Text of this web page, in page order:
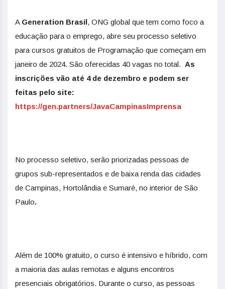
A Generation Brasil, ONG global que tem como foco a
educação para o emprego, abre seu processo seletivo
para cursos gratuitos de Programação que começam em
janeiro de 2024. São oferecidas 40 vagas no total. As
inscrições vão até 4 de dezembro e podem ser
feitas pelo site:
https://gen.partners/JavaCampinasImprensa
No processo seletivo, serão priorizadas pessoas de
grupos sub-representados e de baixa renda das cidades
de Campinas, Hortolândia e Sumaré, no interior de São
Paulo.
Além de 100% gratuito, o curso é intensivo e híbrido, com
a maioria das aulas remotas e alguns encontros
presenciais obrigatórios. Durante o curso, as pessoas